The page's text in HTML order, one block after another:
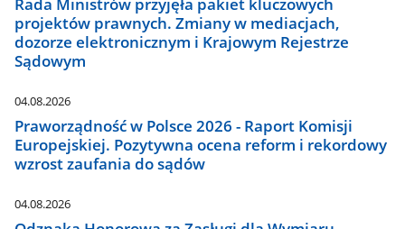
projektów prawnych. Zmiany w mediacjach,
dozorze elektronicznym i Krajowym Rejestrze
Sądowym
04.08.2026
Praworządność w Polsce 2026 - Raport Komisji
Europejskiej. Pozytywna ocena reform i rekordowy
wzrost zaufania do sądów
04.08.2026